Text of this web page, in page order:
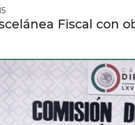
Fiscal con